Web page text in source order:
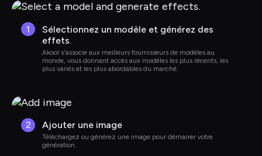
1
Sélectionnez un modèle et générez des
effets.
Akool s'associe aux meilleurs fournisseurs de modèles au
monde, vous donnant accès aux modèles les plus récents, les
plus variés et les plus abordables du marché.
2 Ajouter une image
Téléchargez ou générez une image pour démarrer votre
génération.